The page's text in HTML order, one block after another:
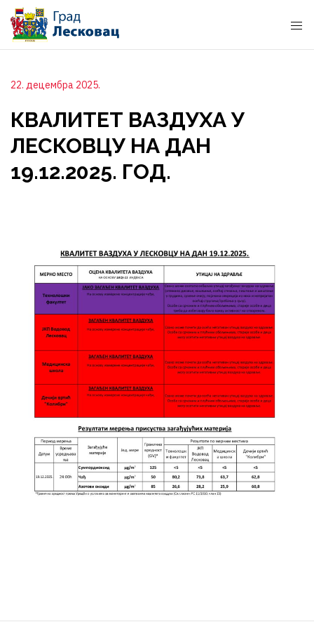
22. децембра 2025.
КВАЛИТЕТ ВАЗДУХА У
ЛЕСКОВЦУ НА ДАН
19.12.2025. ГОД.